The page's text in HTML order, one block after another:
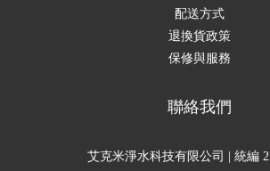
配送方式
退換貨政策
保修與服務
聯絡我們
艾克米淨水科技有限公司 | 統編